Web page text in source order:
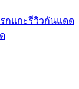
กแกะรีวิวกันแดด